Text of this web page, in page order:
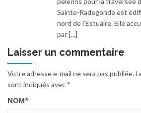
Sainte-Radegonde est
nord de l’Estuaire. Elle
par […]
Laisser un commentaire
Votre adresse e-mail ne sera pas publiée.
sont indiqués avec *
NOM*